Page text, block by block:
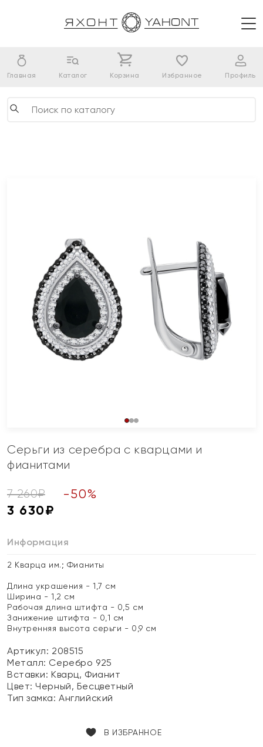
Главная Каталог Корзина Избранное Профиль
Серьги из серебра с кварцами и
фианитами
7 260₽ -50%
3 630₽
Информация
2 Кварца им.; Фианиты
Длина украшения - 1,7 см
Ширина - 1,2 см
Рабочая длина штифта - 0,5 см
Занижение штифта - 0,1 см
Внутренняя высота серьги - 0,9 см
Артикул: 208515
Металл: Серебро 925
Вставки:Кварц, Фианит
Цвет:Черный, Бесцветный
Тип замка:Английский
В ИЗБРАННОЕ